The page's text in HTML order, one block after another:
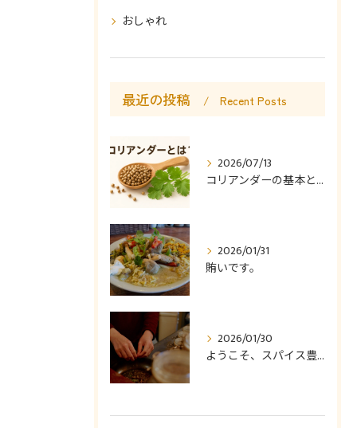
おしゃれ
最近の投稿 Recent Posts
2026/07/13
コリアンダーの基本と使い方
2026/01/31
賄いです。
2026/01/30
ようこそ、スパイス豊かなカレー食堂コモやんへ。